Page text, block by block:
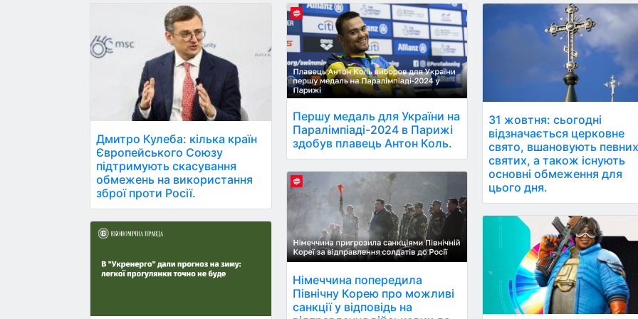
Дмитро Кулеба: кілька країн
Європейського Союзу
підтримують скасування
обмежень на використання
зброї проти Росії.
Першу медаль для України на
Паралімпіаді-2024 в Парижі
здобув плавець Антон Коль.
Німеччина попередила
Північну Корею про можливі
санкції у відповідь на
31 жовтня: сьогодні
відзначається церковне
свято, вшановують
святих, а також існують
основні обмеження для
цього дня.